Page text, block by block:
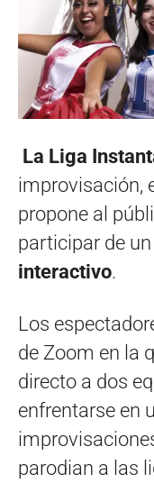
La Liga
improvisación,
propone al
participar de un
interactivo.
Los
de Zoom en la
directo a dos
enfrentarse en
parodian a las